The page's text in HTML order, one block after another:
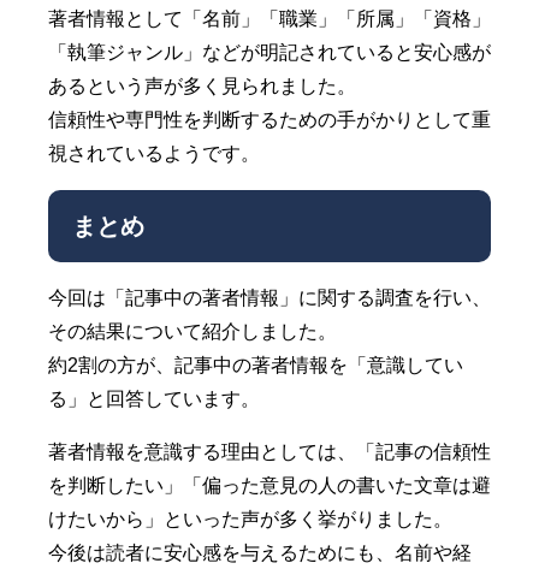
著者情報として「名前」「職業」「所属」「資格」
「執筆ジャンル」などが明記されていると安心感が
あるという声が多く見られました。
信頼性や専門性を判断するための手がかりとして重
視されているようです。
まとめ
今回は「記事中の著者情報」に関する調査を行い、
その結果について紹介しました。
約2割の方が、記事中の著者情報を「意識してい
る」と回答しています。
著者情報を意識する理由としては、「記事の信頼性
を判断したい」「偏った意見の人の書いた文章は避
けたいから」といった声が多く挙がりました。
今後は読者に安心感を与えるためにも、名前や経